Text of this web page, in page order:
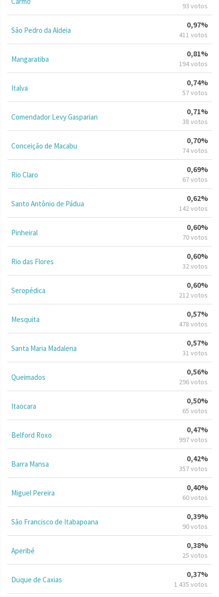
93 votos
São Pedro da Aldeia
0,97%
411 votos
Mangaratiba
0,81%
194 votos
Italva
0,74%
57 votos
Comendador Levy Gasparian
0,71%
38 votos
Conceição de Macabu
0,70%
74 votos
Rio Claro
0,69%
67 votos
Santo Antônio de Pádua
0,62%
142 votos
Pinheiral
0,60%
70 votos
Rio das Flores
0,60%
32 votos
Seropédica
0,60%
212 votos
Mesquita
0,57%
478 votos
Santa Maria Madalena
0,57%
31 votos
Queimados
0,56%
296 votos
Itaocara
0,50%
65 votos
Belford Roxo
0,47%
997 votos
Barra Mansa
0,42%
357 votos
Miguel Pereira
0,40%
60 votos
São Francisco de Itabapoana
0,39%
90 votos
Aperibé
0,38%
25 votos
Duque de Caxias
0,37%
1.435 votos